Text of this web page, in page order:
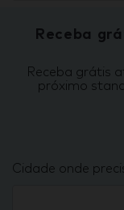
Receba
Receba grátis
próximo
Cidade onde